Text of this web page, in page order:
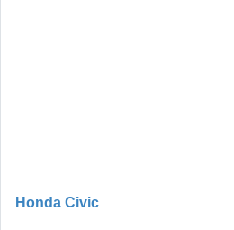
Honda Civic